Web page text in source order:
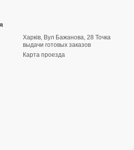
Харків, Вул Бажанова, 28 Точка
выдачи готовых заказов
Карта проезда